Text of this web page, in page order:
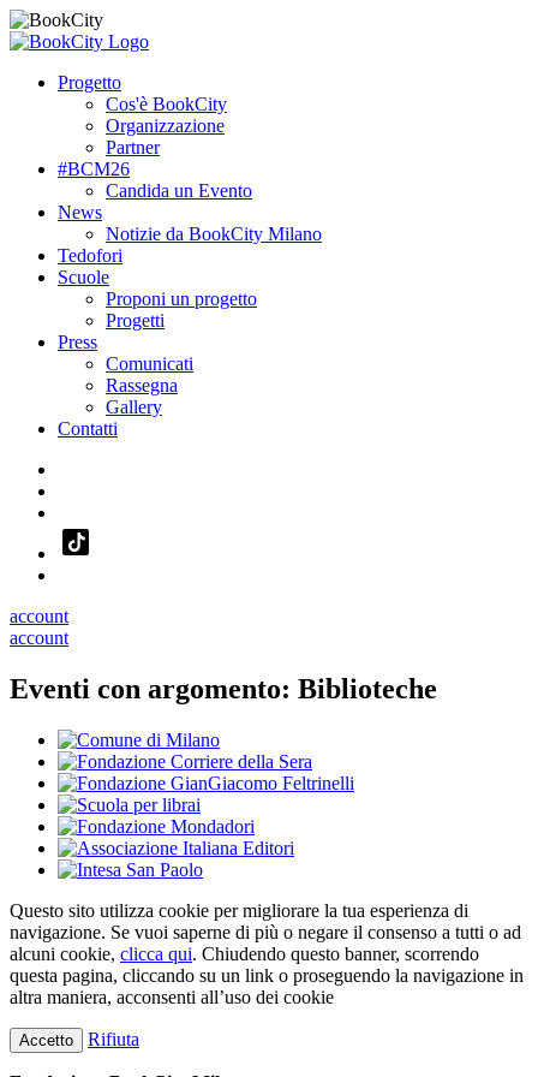
Progetto
Cos'è BookCity
Organizzazione
Partner
#BCM26
Candida un Evento
News
Notizie da BookCity Milano
Tedofori
Scuole
Proponi un progetto
Progetti
Press
Comunicati
Rassegna
Gallery
Contatti
account
account
Eventi con argomento: Biblioteche
Questo sito utilizza cookie per migliorare la tua esperienza di
navigazione. Se vuoi saperne di più o negare il consenso a tutti o ad
alcuni cookie, clicca qui. Chiudendo questo banner, scorrendo
questa pagina, cliccando su un link o proseguendo la navigazione in
altra maniera, acconsenti all’uso dei cookie
Accetto Rifiuta